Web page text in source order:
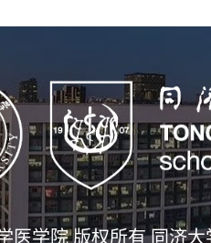
医学院 版权所有 同济